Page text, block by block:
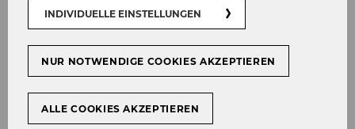
25 Ort:
17:00 - 18:30am
25.
Februar
2026
Startet
um
17:00
Endet
This ses­si­on: texts by and about Carl Schmitt
INDIVIDUELLE EINSTELLUNGEN
NUR NOTWENDIGE COOKIES AKZEPTIEREN
ALLE COOKIES AKZEPTIEREN